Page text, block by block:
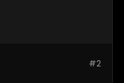
#2